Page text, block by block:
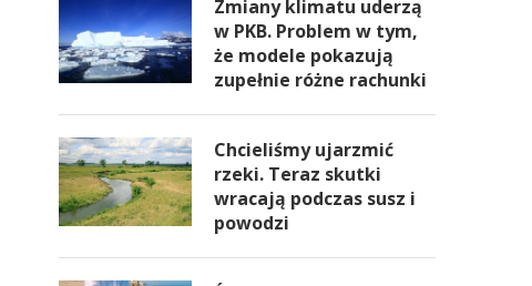
Zmiany klimatu uderzą
w PKB. Problem w tym,
że modele pokazują
zupełnie różne rachunki
Chcieliśmy ujarzmić
rzeki. Teraz skutki
wracają podczas susz i
powodzi